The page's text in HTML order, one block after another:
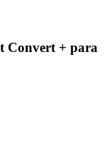
Convert + para